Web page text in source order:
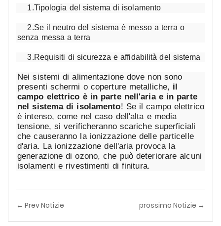
1.Tipologia del sistema di isolamento
2.Se il neutro del sistema è messo a terra o
senza messa a terra
3.Requisiti di sicurezza e affidabilità del sistema
Nei sistemi di alimentazione dove non sono
presenti schermi o coperture metalliche, il
campo elettrico è in parte nell'aria e in parte
nel sistema di isolamento! Se il campo elettrico
è intenso, come nel caso dell'alta e media
tensione, si verificheranno scariche superficiali
che causeranno la ionizzazione delle particelle
d'aria. La ionizzazione dell'aria provoca la
generazione di ozono, che può deteriorare alcuni
isolamenti e rivestimenti di finitura.
← Prev Notizie prossimo Notizie →